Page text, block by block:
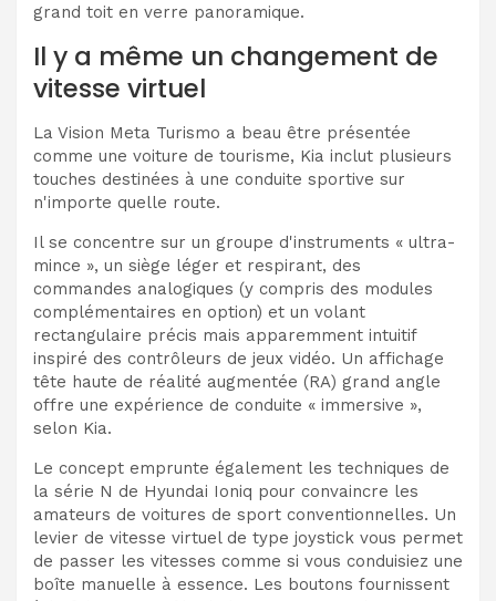
grand toit en verre panoramique.
Il y a même un changement de
vitesse virtuel
La Vision Meta Turismo a beau être présentée
comme une voiture de tourisme, Kia inclut plusieurs
touches destinées à une conduite sportive sur
n'importe quelle route.
Il se concentre sur un groupe d'instruments « ultra-
mince », un siège léger et respirant, des
commandes analogiques (y compris des modules
complémentaires en option) et un volant
rectangulaire précis mais apparemment intuitif
inspiré des contrôleurs de jeux vidéo. Un affichage
tête haute de réalité augmentée (RA) grand angle
offre une expérience de conduite « immersive »,
selon Kia.
Le concept emprunte également les techniques de
la série N de Hyundai Ioniq pour convaincre les
amateurs de voitures de sport conventionnelles. Un
levier de vitesse virtuel de type joystick vous permet
de passer les vitesses comme si vous conduisiez une
boîte manuelle à essence. Les boutons fournissent